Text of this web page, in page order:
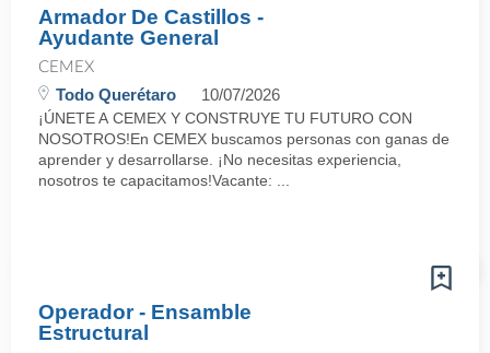
Armador De Castillos -
Ayudante General
CEMEX
Todo Querétaro 10/07/2026
¡ÚNETE A CEMEX Y CONSTRUYE TU FUTURO CON
NOSOTROS!En CEMEX buscamos personas con ganas de
aprender y desarrollarse. ¡No necesitas experiencia,
nosotros te capacitamos!Vacante: ...
Operador - Ensamble
Estructural